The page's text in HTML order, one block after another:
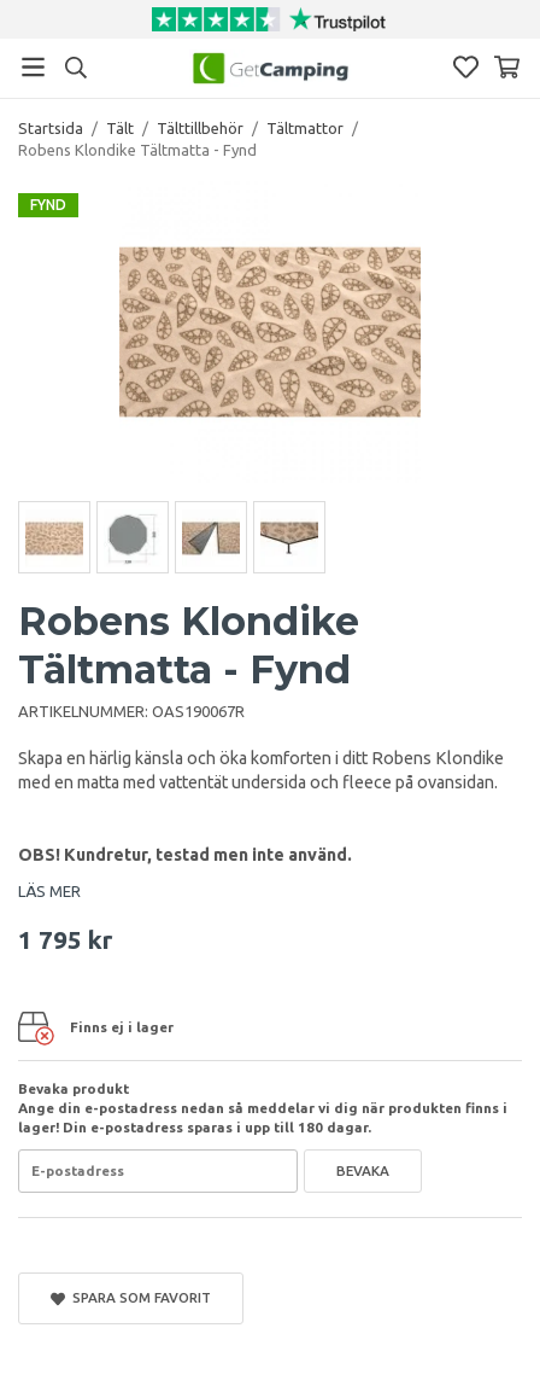
Startsida / Tält / Tälttillbehör / Tältmattor /
Robens Klondike Tältmatta - Fynd
FYND
Robens Klondike
Tältmatta - Fynd
ARTIKELNUMMER: OAS190067R
Skapa en härlig känsla och öka komforten i ditt Robens Klondike
med en matta med vattentät undersida och fleece på ovansidan.
OBS! Kundretur, testad men inte använd.
LÄS MER
1 795 kr
Finns ej i lager
Bevaka produkt
Ange din e-postadress nedan så meddelar vi dig när produkten finns i
lager! Din e-postadress sparas i upp till 180 dagar.
BEVAKA
SPARA SOM FAVORIT